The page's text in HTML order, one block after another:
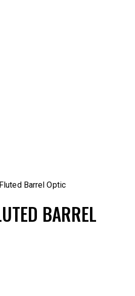
Barrel Optic
BARREL